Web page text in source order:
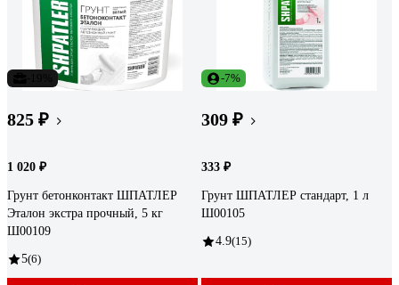
825 ₽
1 020 ₽
Грунт бетонконтакт ШПАТЛЕР
Эталон экстра прочный, 5 кг
Ш00109
5(6)
-7%
309 ₽
333 ₽
Грунт ШПАТЛЕР стандарт, 1 л
Ш00105
4.9(15)